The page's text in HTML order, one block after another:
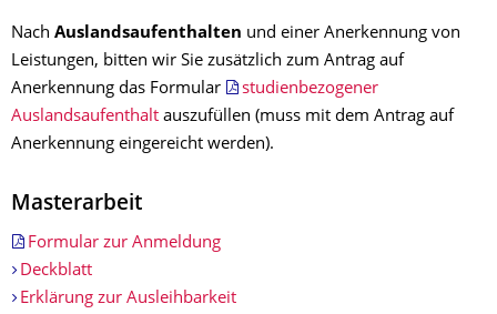
Nach Auslandsaufenthalten und einer Anerkennung von
Leistungen, bitten wir Sie zusätzlich zum Antrag auf
Anerkennung das Formular
studienbezogener
Auslandsaufenthalt auszufüllen (muss mit dem Antrag auf
Anerkennung eingereicht werden).
Masterarbeit
Formular zur Anmeldung
Deckblatt
Erklärung zur Ausleihbarkeit